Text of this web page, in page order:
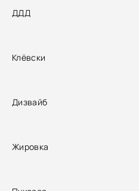
ДДД
Клёвски
Дизвайб
Жировка